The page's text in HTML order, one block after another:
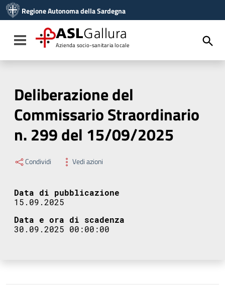
Vai al menu di navigazione
Vai al footer
Regione Autonoma della Sardegna
Toggle navigation
ASLGallura
Azienda socio-sanitaria locale
Deliberazione del
Commissario Straordinario
n. 299 del 15/09/2025
Condividi Vedi azioni
Data di pubblicazione
15.09.2025
Data e ora di scadenza
30.09.2025 00:00:00